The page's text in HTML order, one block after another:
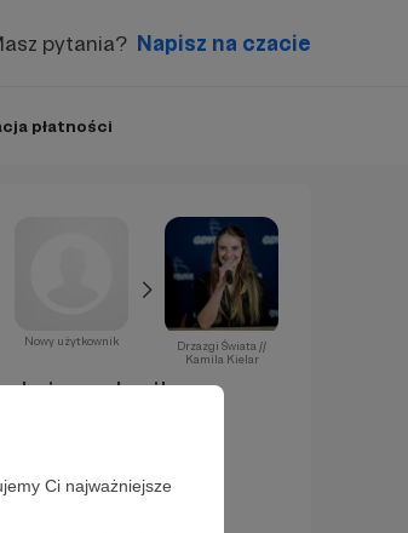
Ci najważniejsze
pytania? Napisz na czacie
płatności
Nowy użytkownik
Drzazgi Świata //
Kamila Kielar
Już za chwilę